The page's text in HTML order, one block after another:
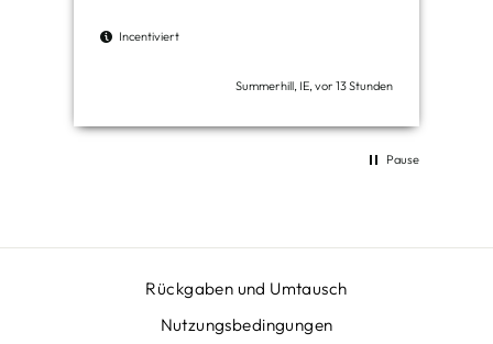
Incentiviert
Summerhill, IE, vor 13 Stunden
Pause
Rückgaben und Umtausch
Nutzungsbedingungen